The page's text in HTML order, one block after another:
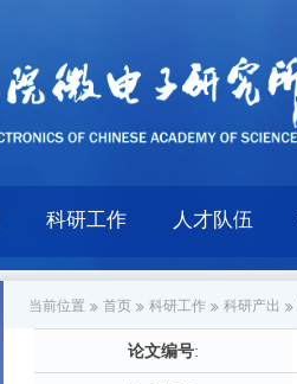
科研工作 人才队伍
当前位置 首页 科研工作 科研产出
论文编号: